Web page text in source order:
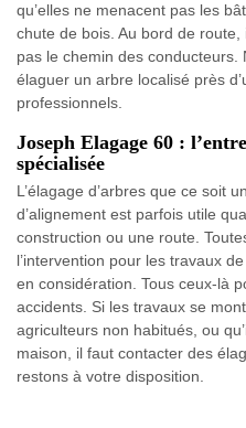
qu’elles ne menacent pas les
chute de bois. Au bord de route,
pas le chemin des conducteurs.
élaguer un arbre localisé près
professionnels.
Joseph Elagage 60 :
spécialisée
L’élagage d’arbres que ce soit
d’alignement est parfois utile
construction ou une route.
l’intervention pour les travaux
en considération. Tous ceux-là
accidents. Si les travaux se
agriculteurs non habitués, ou
maison, il faut contacter des
restons à votre disposition.